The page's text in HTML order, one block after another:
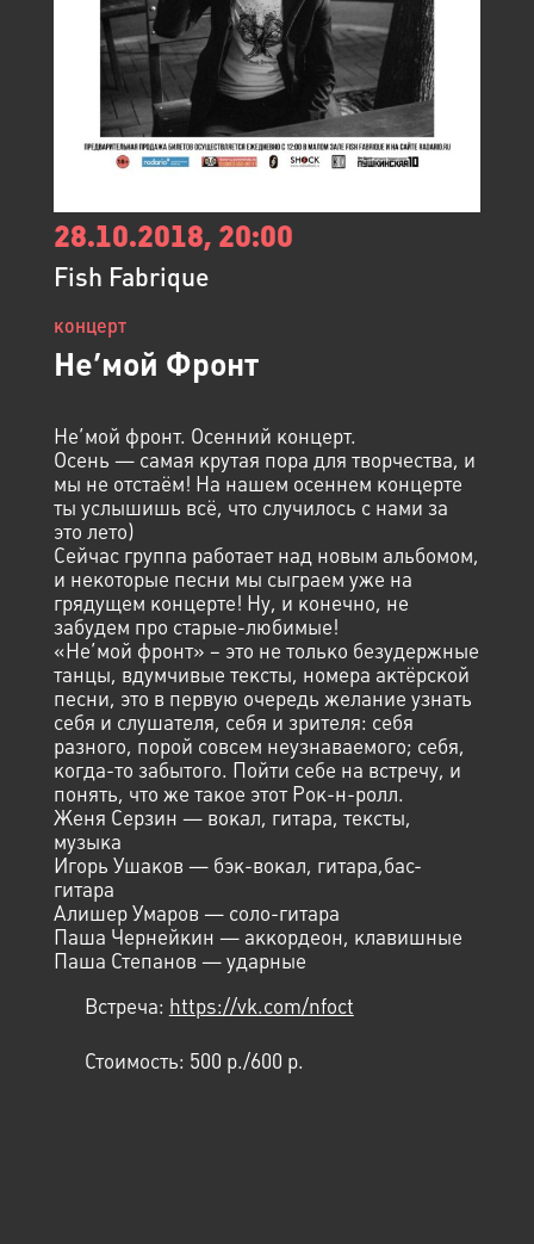
28.10.2018, 20:00
Fish Fabrique
концерт
Не’мой Фронт
Не’мой фронт. Осенний концерт.
Осень — самая крутая пора для творчества, и
мы не отстаём! На нашем осеннем концерте
ты услышишь всё, что случилось с нами за
это лето)
Сейчас группа работает над новым альбомом,
и некоторые песни мы сыграем уже на
грядущем концерте! Ну, и конечно, не
забудем про старые-любимые!
«Не’мой фронт» – это не только безудержные
танцы, вдумчивые тексты, номера актёрской
песни, это в первую очередь желание узнать
себя и слушателя, себя и зрителя: себя
разного, порой совсем неузнаваемого; себя,
когда-то забытого. Пойти себе на встречу, и
понять, что же такое этот Рок-н-ролл.
Женя Серзин — вокал, гитара, тексты,
музыка
Игорь Ушаков — бэк-вокал, гитара,бас-
гитара
Алишер Умаров — соло-гитара
Паша Чернейкин — аккордеон, клавишные
Паша Степанов — ударные
Встреча: https://vk.com/nfoct
Стоимость: 500 p./600 p.